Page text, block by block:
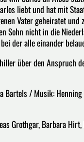
liebt und hat mit
Vater geheiratet und
Sohn nicht in die
der alle einander
über den Anspruch
Bartels / Musik:
Grothgar, Barbara